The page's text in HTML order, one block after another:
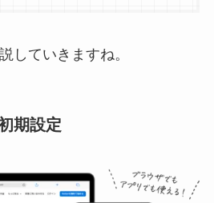
していきますね。
期設定